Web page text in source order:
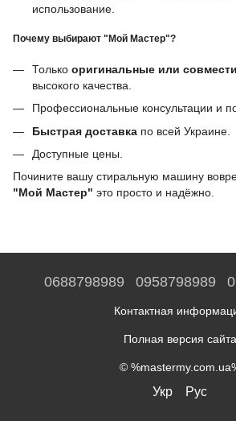
использование.
Почему выбирают "Мой Мастер"?
Только оригинальные или
высокого качества.
Профессиональные консультации и
Быстрая доставка по всей Украине.
Доступные цены.
Почините вашу стиральную машину
"Мой Мастер" это просто и надёжно.
0688798989 0958798989
Контактная
Полная версия сайта
©
Укр Рус